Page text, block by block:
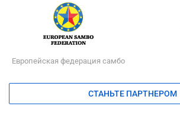
Европейская федерация самбо
СТАНЬТЕ ПАРТНЕРОМ